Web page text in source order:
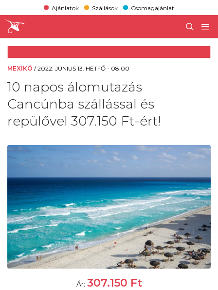
Ajánlatok Szállások Csomagajánlat
MEXIKÓ /2022. JÚNIUS 13. HÉTFŐ - 08:00
10 napos álomutazás
Cancúnba szállással és
repülővel 307.150 Ft-ért!
Ár: 307.150 Ft